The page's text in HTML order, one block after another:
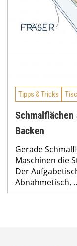
Tipps & Tricks
Backen
Gerade
Maschinen die
Der
Abnahmetisch,